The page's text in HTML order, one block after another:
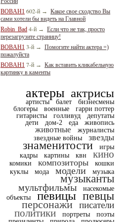
BOBAH1 602-й → Какое свое сходство Вы
сами хотели бы видеть на Главной
Robin_Bad 4-й → Если что не так, просто
перезагрузите страницу!
BOBAH1 3-й → Помогите найти актера =)
пожалуйста
BOBAH1 7-й → Как вставить кликабельную
картинку в каменты
актеры актрисы
артисты балет
бизнесмены
блогеры
военные
гарри поттер
гитаристы
голливуд
депутаты
дети
дом-2 еда живопись
животные
журналисты
звездные войны
звезды
знаменитости
игры
кадры
картины квн кино
комики композиторы
кошки
куклы
мода модели музыка
музыканты
мультфильмы
насекомые
объекты
певицы певцы
персонажи писатели
политики портреты
поэты